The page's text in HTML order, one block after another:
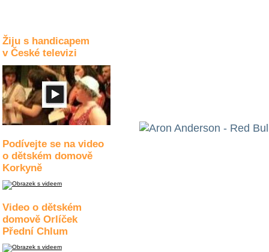
Žiju s handicapem
v České televizi
Podívejte se na video
o dětském domově
Korkyně
Video o dětském
domově Orlíček
Přední Chlum